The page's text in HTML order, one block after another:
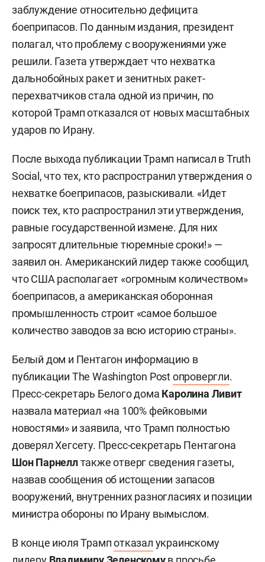
заблуждение относительно дефицита
боеприпасов. По данным издания, президент
полагал, что проблему с вооружениями уже
решили. Газета утверждает что нехватка
дальнобойных ракет и зенитных ракет-
перехватчиков стала одной из причин, по
которой Трамп отказался от новых масштабных
ударов по Ирану.
После выхода публикации Трамп написал в Truth
Social, что тех, кто распространил утверждения о
нехватке боеприпасов, разыскивали. «Идет
поиск тех, кто распространил эти утверждения,
равные государственной измене. Для них
запросят длительные тюремные сроки!» —
заявил он. Американский лидер также сообщил,
что США располагает «огромным количеством»
боеприпасов, а американская оборонная
промышленность строит «самое большое
количество заводов за всю историю страны».
Белый дом и Пентагон информацию в
публикации The Washington Postопровергли.
Пресс-секретарь Белого дома Каролина Ливит
назвала материал «на 100% фейковыми
новостями» и заявила, что Трамп полностью
доверял Хегсету. Пресс-секретарь Пентагона
Шон Парнеллтакже отверг сведения газеты,
назвав сообщения об истощении запасов
вооружений, внутренних разногласиях и позиции
министра обороны по Ирану вымыслом.
В конце июля Трампотказал украинскому